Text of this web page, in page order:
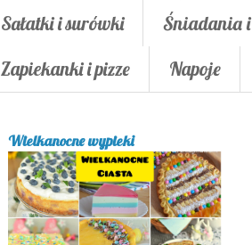
Sałatki i surówki
Śniadania
Zapiekanki i pizze
Napoje
Wielkanocne wypieki